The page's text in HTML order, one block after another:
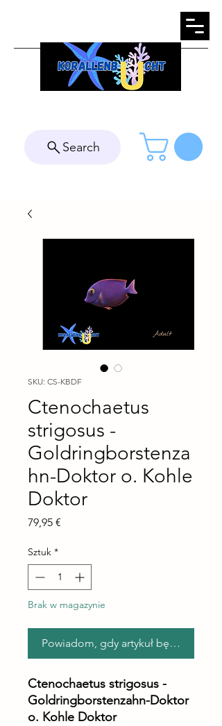
Search
SKU: CS-KBDF
Ctenochaetus
strigosus -
Goldringborstenza
hn-Doktor o. Kohle
Doktor
79,95 €
Sztuk *
Brak w magazynie
Powiadom, gdy artykuł będzie
Ctenochaetus strigosus -
Goldringborstenzahn-Doktor
o. Kohle Doktor